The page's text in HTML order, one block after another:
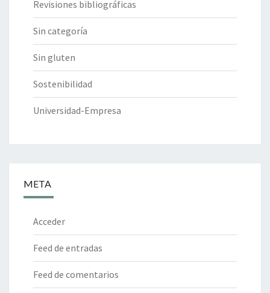
Revisiones bibliográficas
Sin categoría
Sin gluten
Sostenibilidad
Universidad-Empresa
META
Acceder
Feed de entradas
Feed de comentarios